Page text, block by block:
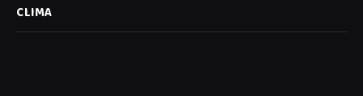
CLIMA